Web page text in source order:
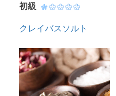
初級
クレイバスソルト